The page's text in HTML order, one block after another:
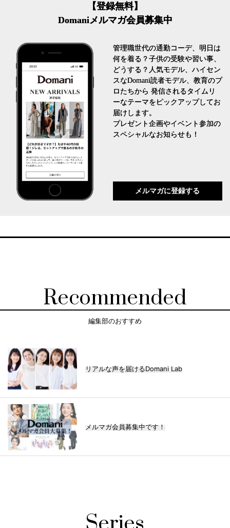
【登録無料】
Domaniメルマガ会員募集中
管理職世代の通勤コーデ、明日は
何を着る？子供の受験や習い事、
どうする？人気モデル、ハイセン
スなDomani読者モデル、教育のプ
ロたちから 発信されるタイムリ
ーなテーマをピックアップしてお
届けします。
プレゼント企画やイベント参加の
スペシャルなお知らせも！
メルマガに登録する
Recommended
編集部のおすすめ
リアルな声を届けるDomani Lab
メルマガ会員募集中です！